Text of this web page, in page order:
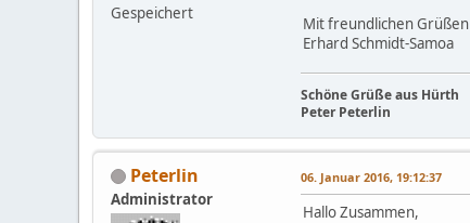
Gespeichert
Mit freundlichen Grüßen
Erhard Schmidt-Samoa
Schöne Grüße aus Hürth
Peter Peterlin
Peterlin
Administrator
06. Januar 2016, 19:12:37
Hallo Zusammen,